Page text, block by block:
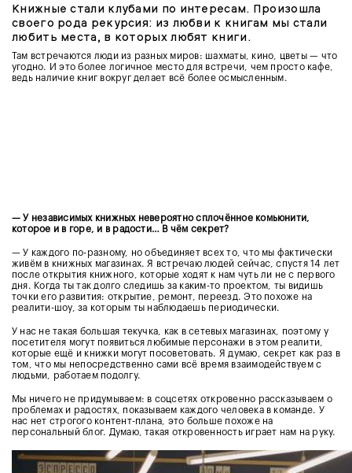
Книжные стали клубами по интересам. Произошла
своего рода рекурсия: из любви к книгам мы стали
любить места, в которых любят книги.
Там встречаются люди из разных миров: шахматы, кино, цветы — что
угодно. И это более логичное место для встречи, чем просто кафе,
ведь наличие книг вокруг делает всё более осмысленным.
— У независимых книжных невероятно сплочённое комьюнити,
которое и в горе, и в радости… В чём секрет?
— У каждого по-разному, но объединяет всех то, что мы фактически
живём в книжных магазинах. Я встречаю людей сейчас, спустя 14 лет
после открытия книжного, которые ходят к нам чуть ли не с первого
дня. Когда ты так долго следишь за каким-то проектом, ты видишь
точки его развития: открытие, ремонт, переезд. Это похоже на
реалити-шоу, за которым ты наблюдаешь периодически.
У нас не такая большая текучка, как в сетевых магазинах, поэтому у
посетителя могут появиться любимые персонажи в этом реалити,
которые ещё и книжки могут посоветовать. Я думаю, секрет как раз в
том, что мы непосредственно сами всё время взаимодействуем с
людьми, работаем подолгу.
Мы ничего не придумываем: в соцсетях откровенно рассказываем о
проблемах и радостях, показываем каждого человека в команде. У
нас нет строгого контент-плана, это больше похоже на
персональный блог. Думаю, такая откровенность играет нам на руку.